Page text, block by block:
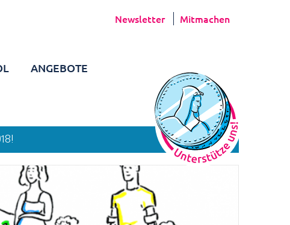
Newsletter Mitmachen
ANGEBOTE